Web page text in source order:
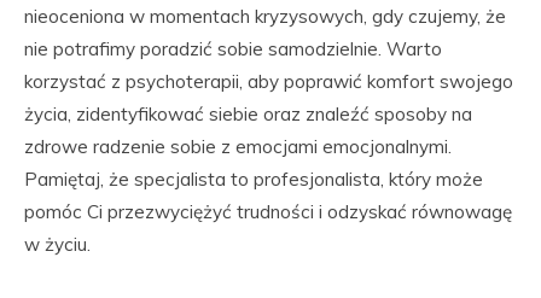
nieoceniona w momentach kryzysowych, gdy czujemy, że
nie potrafimy poradzić sobie samodzielnie. Warto
korzystać z psychoterapii, aby poprawić komfort swojego
życia, zidentyfikować siebie oraz znaleźć sposoby na
zdrowe radzenie sobie z emocjami emocjonalnymi.
Pamiętaj, że specjalista to profesjonalista, który może
pomóc Ci przezwyciężyć trudności i odzyskać równowagę
w życiu.